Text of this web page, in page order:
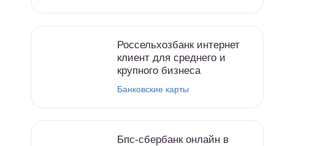
Россельхозбанк интернет
клиент для среднего и
крупного бизнеса
Банковские карты
Бпс-сбербанк онлайн в